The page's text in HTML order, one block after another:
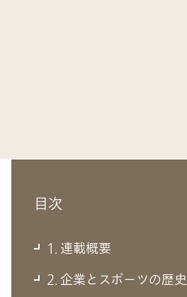
目次
1. 連載概要
2. 企業とスポーツの歴史
1. 連載概要